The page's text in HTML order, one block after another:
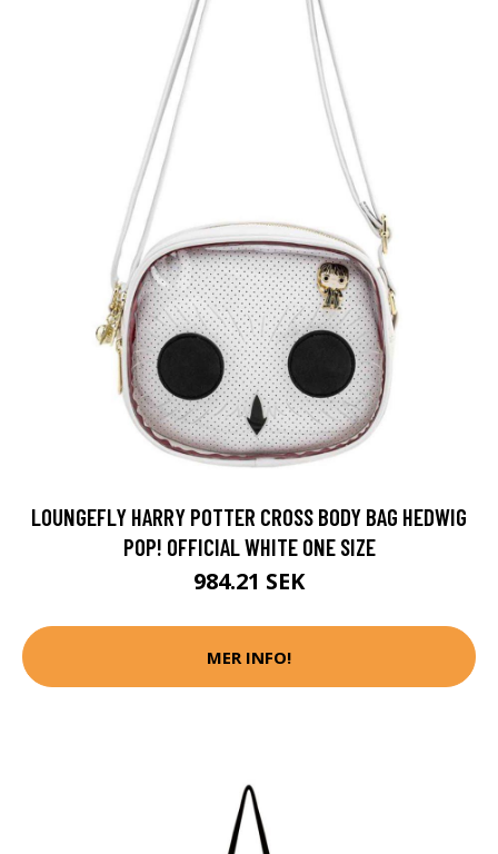
LOUNGEFLY HARRY POTTER CROSS BODY BAG HEDWIG
POP! OFFICIAL WHITE ONE SIZE
984.21 SEK
MER INFO!